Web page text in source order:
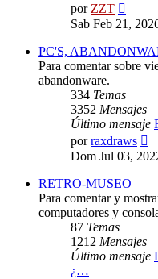
porZZT
último
Sab Feb 21,
PC'S,
Para comentar sobre
abandonware.
334 Temas
3352 Mensajes
Último mensaje
porraxdraws
Dom Jul 03,
RETRO-MUSEO
Para comentar y
computadores y
87 Temas
1212 Mensajes
Último mensaje
¿…